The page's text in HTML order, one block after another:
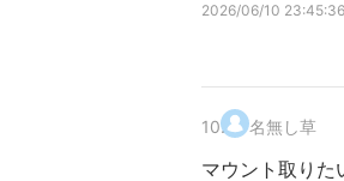
2026/06/10 23:45:36
10. 名無し草
マウント取りた